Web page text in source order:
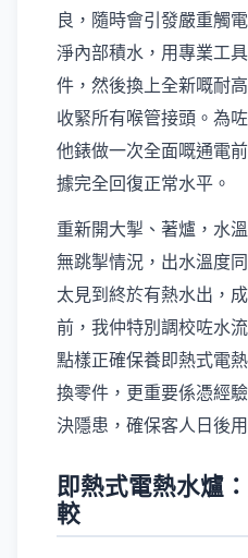
良，隨時會引發嚴重觸
淨內部積水，用專業工
件，然後換上全新嘅耐
收緊所有喉管接頭。為
他錶做一次全面嘅通電
據完全回復正常水平。
重新開大掣、著爐，水
無跳掣情況，出水溫度
太見到終於有熱水出，
前，我仲特別調校咗水
點樣正確保養即熱式電
換零件，更重要係憑經
決隱患，確保客人日後
即熱式電熱水爐
較